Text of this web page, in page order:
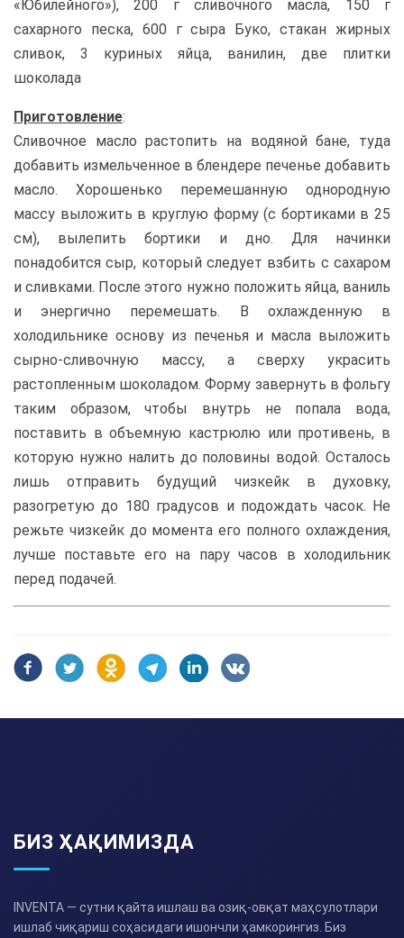
«Юбилейного»), 200 г сливочного масла, 150 г
сахарного песка, 600 г сыра Буко, стакан жирных
сливок, 3 куриных яйца, ванилин, две плитки
шоколада
Приготовление:
Сливочное масло растопить на водяной бане, туда
добавить измельченное в блендере печенье добавить
масло. Хорошенько перемешанную однородную
массу выложить в круглую форму (с бортиками в 25
см), вылепить бортики и дно. Для начинки
понадобится сыр, который следует взбить с сахаром
и сливками. После этого нужно положить яйца, ваниль
и энергично перемешать. В охлажденную в
холодильнике основу из печенья и масла выложить
сырно-сливочную массу, а сверху украсить
растопленным шоколадом. Форму завернуть в фольгу
таким образом, чтобы внутрь не попала вода,
поставить в объемную кастрюлю или противень, в
которую нужно налить до половины водой. Осталось
лишь отправить будущий чизкейк в духовку,
разогретую до 180 градусов и подождать часок. Не
режьте чизкейк до момента его полного охлаждения,
лучше поставьте его на пару часов в холодильник
перед подачей.
БИЗ ҲАҚИМИЗДА
INVENTA — сутни қайта ишлаш ва озиқ-овқат маҳсулотлари
ишлаб чиқариш соҳасидаги ишончли ҳамкорингиз. Биз